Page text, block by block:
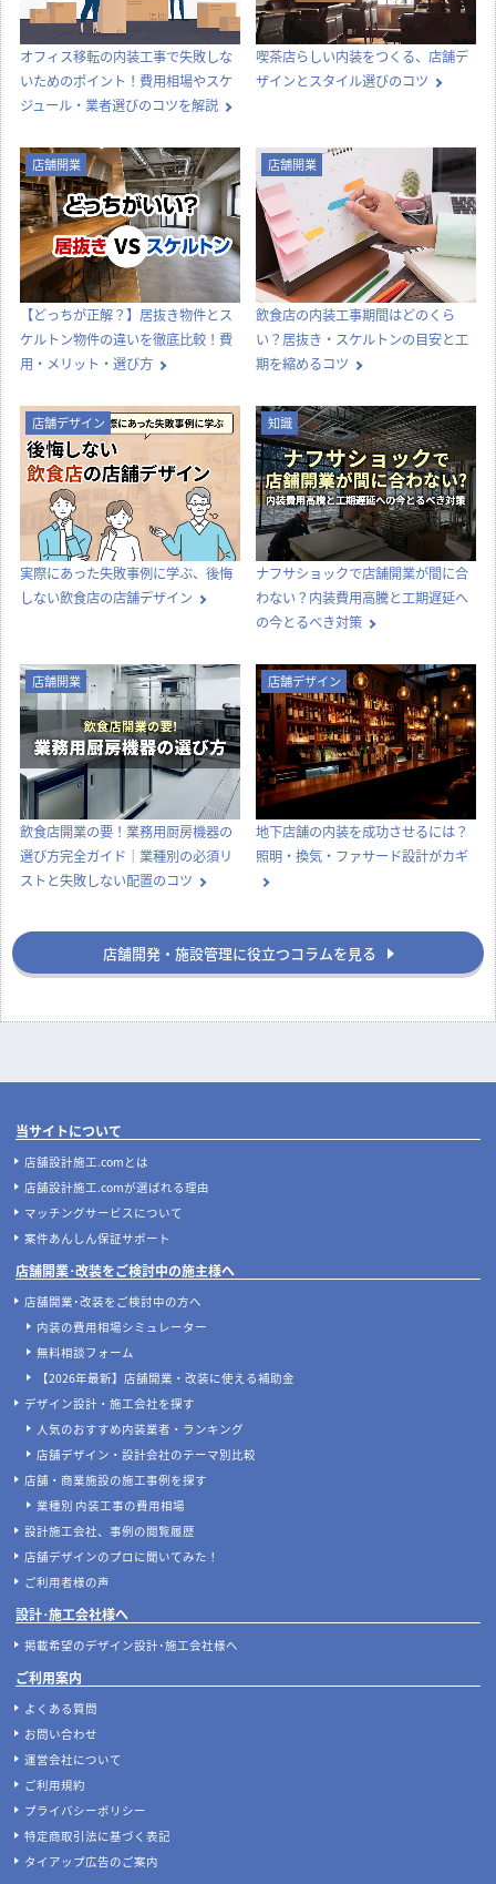
オフィス移転の内装工事で失敗しな
いためのポイント！費用相場やスケ
ジュール・業者選びのコツを解説
喫茶店らしい内装をつくる、店舗デ
ザインとスタイル選びのコツ
店舗開業
【どっちが正解？】居抜き物件とス
ケルトン物件の違いを徹底比較！費
用・メリット・選び方
店舗開業
飲食店の内装工事期間はどのくら
い？居抜き・スケルトンの目安と工
期を縮めるコツ
店舗デザイン
実際にあった失敗事例に学ぶ、後悔
しない飲食店の店舗デザイン
知識
ナフサショックで店舗開業が間に合
わない？内装費用高騰と工期遅延へ
の今とるべき対策
店舗開業
飲食店開業の要！業務用厨房機器の
選び方完全ガイド｜業種別の必須リ
ストと失敗しない配置のコツ
店舗デザイン
地下店舗の内装を成功させるには？
照明・換気・ファサード設計がカギ
店舗開発・施設管理に役立つコラムを見る
当サイトについて
店舗設計施工.comとは
店舗設計施工.comが選ばれる理由
マッチングサービスについて
案件あんしん保証サポート
店舗開業･改装をご検討中の施主様へ
店舗開業･改装をご検討中の方へ
内装の費用相場シミュレーター
無料相談フォーム
【2026年最新】店舗開業・改装に使える補助金
デザイン設計・施工会社を探す
人気のおすすめ内装業者・ランキング
店舗デザイン・設計会社のテーマ別比較
店舗・商業施設の施工事例を探す
業種別 内装工事の費用相場
設計施工会社、事例の閲覧履歴
店舗デザインのプロに聞いてみた！
ご利用者様の声
設計･施工会社様へ
掲載希望のデザイン設計･施工会社様へ
ご利用案内
よくある質問
お問い合わせ
運営会社について
ご利用規約
プライバシーポリシー
特定商取引法に基づく表記
タイアップ広告のご案内